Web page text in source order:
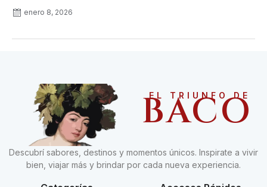
enero 8, 2026
EL TRIUNFO DE
BACO
Descubrí sabores, destinos y momentos únicos. Inspirate a vivir
bien, viajar más y brindar por cada nueva experiencia.